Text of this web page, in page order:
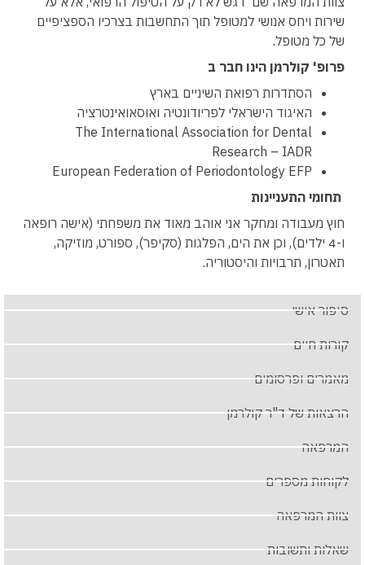
שירות ויחס אנושי למטופל תוך התחשבות בצרכיו הספציפיים
של כל מטופל.
פרופ' קולרמן הינו חבר ב
הסתדרות רפואת השיניים בארץ
האיגוד הישראלי לפריודונטיה ואוסאואינטרציה
The International Association for Dental
Research – IADR
European Federation of Periodontology EFP
תחומי התעניינות
חוץ מעבודה ומחקר אני אוהב מאוד את משפחתי (אישה רופאה
ו-4 ילדים), וכן את הים, הפלגות (סקיפר), ספורט, מוזיקה,
תאטרון, תרבויות והיסטוריה.
סיפור אישי
קורות חיים
מאמרים ופרסומים
הרצאות של ד"ר קולרמן
המרפאה
לקוחות מספרים
צוות המרפאה
שאלות ותשובות